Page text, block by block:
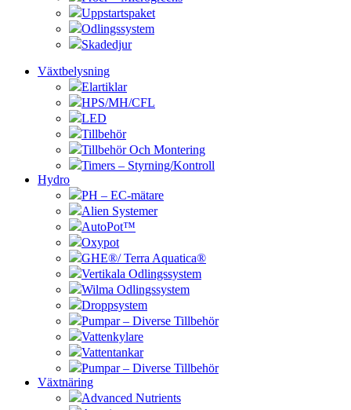
Uppstartspaket
Odlingssystem
Skadedjur
Växtbelysning
Elartiklar
HPS/MH/CFL
LED
Tillbehör
Tillbehör Och Montering
Timers – Styrning/Kontroll
Hydro
PH – EC-mätare
Alien Systemer
AutoPot™
Oxypot
GHE®/ Terra Aquatica®
Vertikala Odlingssystem
Wilma Odlingssystem
Droppsystem
Pumpar – Diverse Tillbehör
Vattenkylare
Vattentankar
Pumpar – Diverse Tillbehör
Växtnäring
Advanced Nutrients